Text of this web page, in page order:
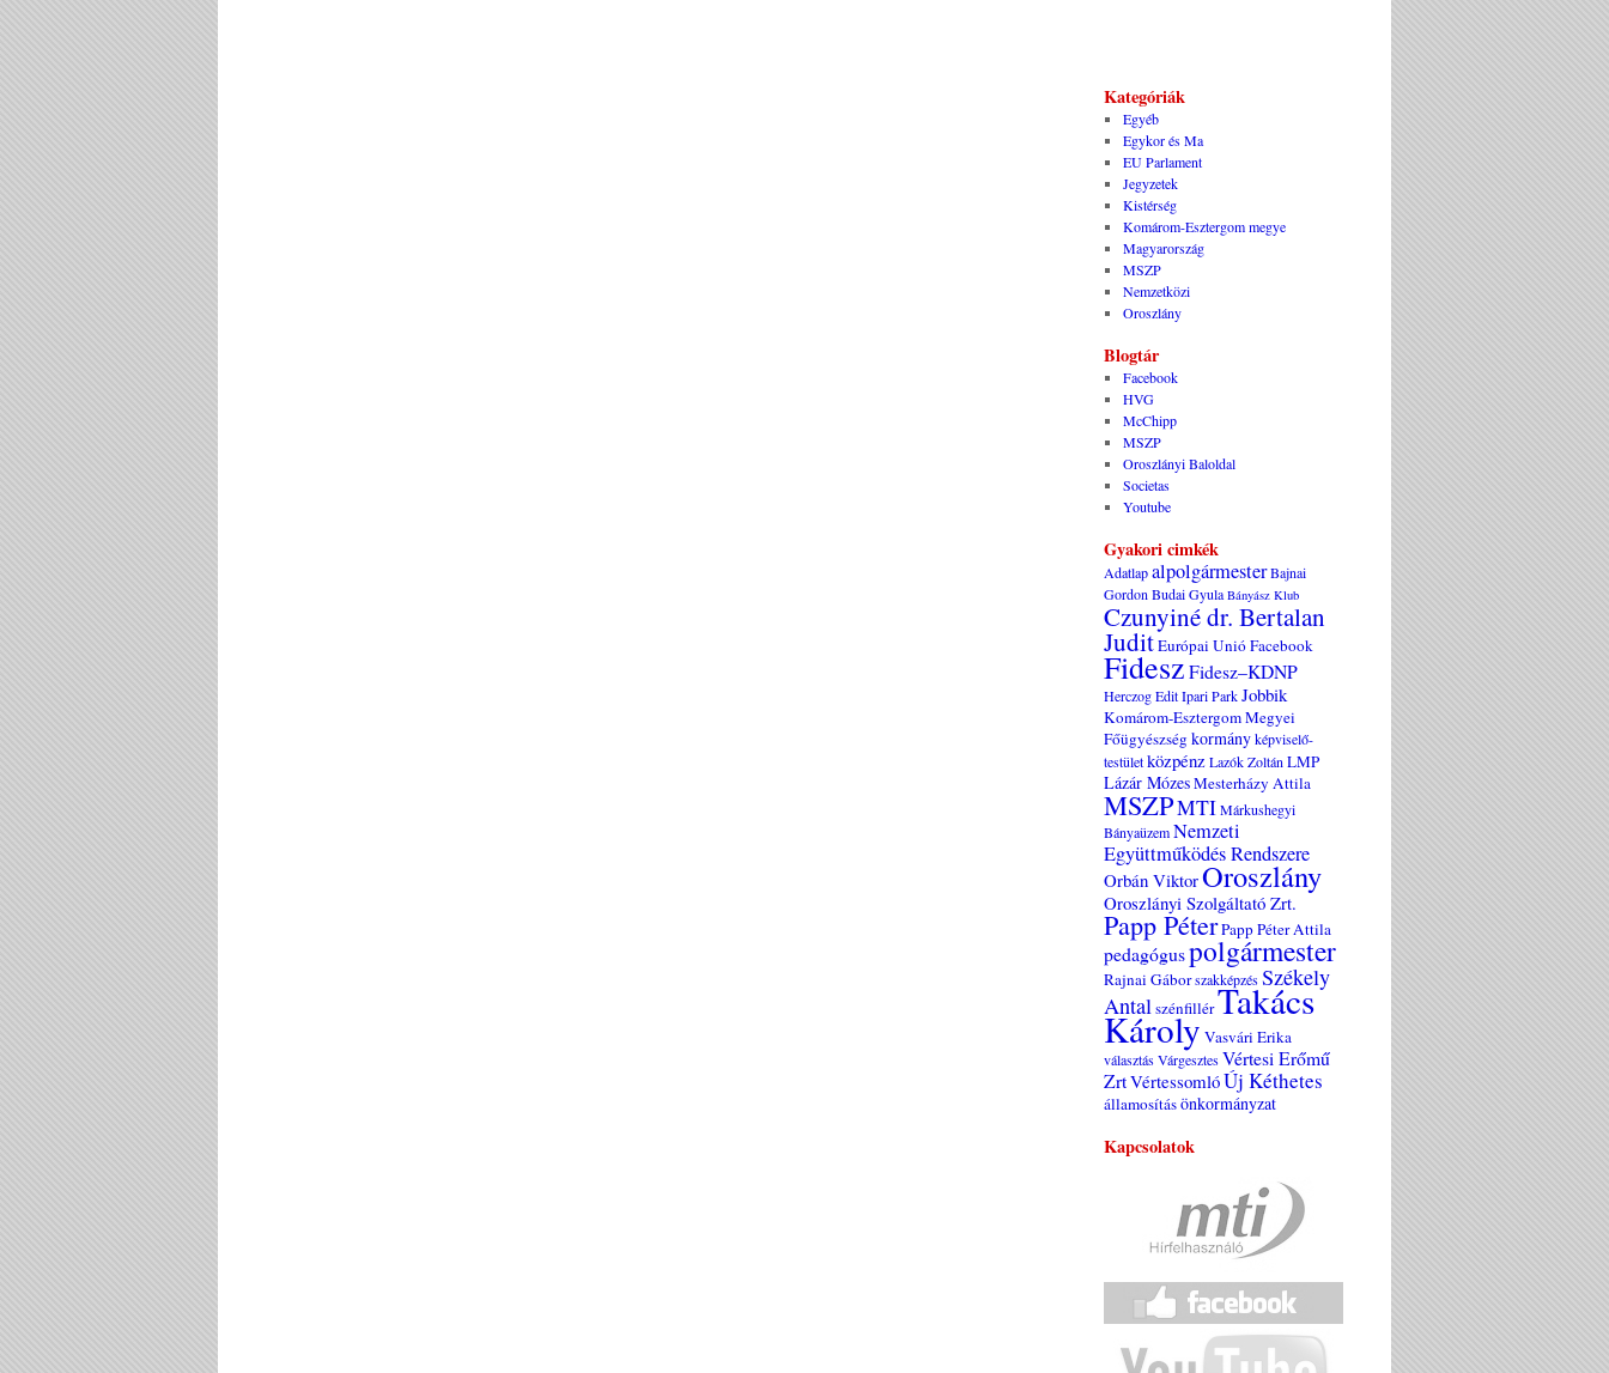
Kategóriák
Egyéb
Egykor és Ma
EU Parlament
Jegyzetek
Kistérség
Komárom-Esztergom megye
Magyarország
MSZP
Nemzetközi
Oroszlány
Blogtár
Facebook
HVG
McChipp
MSZP
Oroszlányi Baloldal
Societas
Youtube
Gyakori cimkék
AdatlapalpolgármesterBajnai
Gordon Budai Gyula Bányász Klub
Czunyiné dr. Bertalan
JuditEurópai UnióFacebook
FideszFidesz–KDNP
Herczog EditIpari ParkJobbik
Komárom-Esztergom Megyei
Főügyészség kormányképviselő-
testületközpénzLazók Zoltán LMP
Lázár MózesMesterházy Attila
MSZPMTIMárkushegyi
BányaüzemNemzeti
Együttműködés Rendszere
Orbán ViktorOroszlány
Oroszlányi Szolgáltató Zrt.
Papp PéterPapp Péter Attila
pedagóguspolgármester
Rajnai GáborszakképzésSzékely
AntalszénfillérTakács
KárolyVasvári Erika
választásVárgesztesVértesi Erőmű
ZrtVértessomlóÚj Kéthetes
államosításönkormányzat
Kapcsolatok